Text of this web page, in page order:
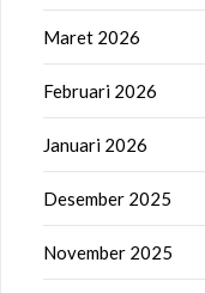
Maret 2026
Februari 2026
Januari 2026
Desember 2025
November 2025